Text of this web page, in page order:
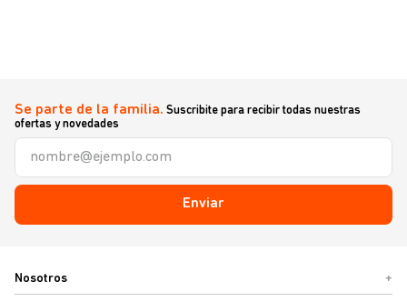
Se parte de la familia. Suscribite para recibir todas nuestras
ofertas y novedades
Enviar
Nosotros +